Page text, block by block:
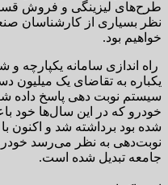
طرح‌های لیزینگی و فروش
نظر بسیاری از کارشناسان
خواهیم بود.
راه اندازی سامانه
یکباره به تقاضای یک میلیون
سیستم نوبت دهی پاسخ داده
خودرو که در این سال‌ها خود
شده بود برداشته شد و اکنون
نوبت‌دهی به نظر می‌رسد
جامعه تبدیل شده است.